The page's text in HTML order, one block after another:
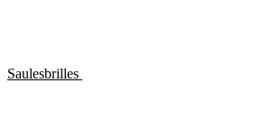
Saulesbrilles